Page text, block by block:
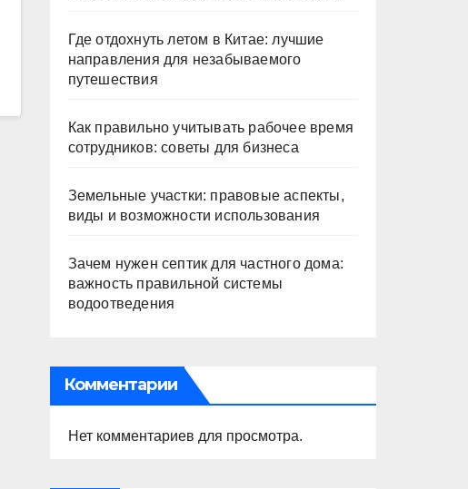
Где отдохнуть летом в Китае: лучшие
направления для незабываемого
путешествия
Как правильно учитывать рабочее время
сотрудников: советы для бизнеса
Земельные участки: правовые аспекты,
виды и возможности использования
Зачем нужен септик для частного дома:
важность правильной системы
водоотведения
Комментарии
Нет комментариев для просмотра.